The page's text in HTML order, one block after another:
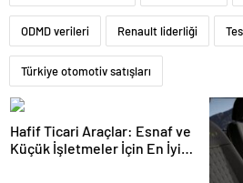
ODMD verileri Renault liderliği
Türkiye otomotiv satışları
Hafif Ticari Araçlar: Esnaf ve
Küçük İşletmeler İçin En İyi